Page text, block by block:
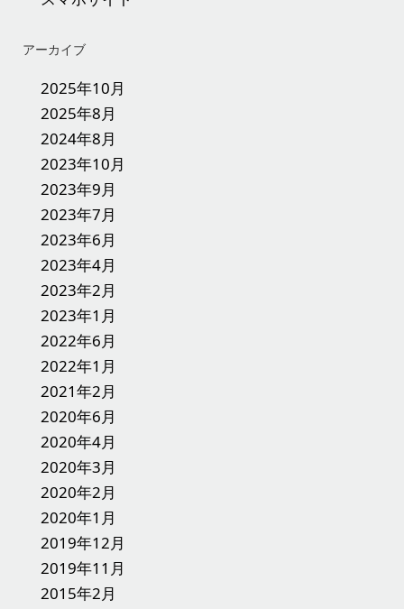
アーカイブ
2025年10月
2025年8月
2024年8月
2023年10月
2023年9月
2023年7月
2023年6月
2023年4月
2023年2月
2023年1月
2022年6月
2022年1月
2021年2月
2020年6月
2020年4月
2020年3月
2020年2月
2020年1月
2019年12月
2019年11月
2015年2月